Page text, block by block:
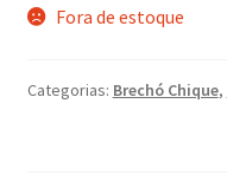
Fora de estoque
Categorias: Brechó Chique,